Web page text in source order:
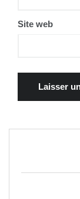
Site web